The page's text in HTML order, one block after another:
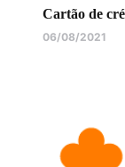
Cartão de
06/08/2021